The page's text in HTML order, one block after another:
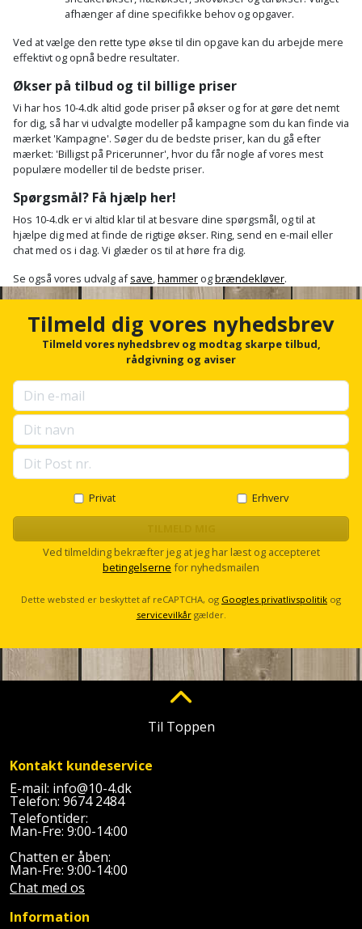
afhænger af dine specifikke behov og opgaver.
Ved at vælge den rette type økse til din opgave kan du arbejde mere
effektivt og opnå bedre resultater.
Økser på tilbud og til billige priser
Vi har hos 10-4.dk altid gode priser på økser og for at gøre det nemt
for dig, så har vi udvalgte modeller på kampagne som du kan finde via
mærket 'Kampagne'. Søger du de bedste priser, kan du gå efter
mærket: 'Billigst på Pricerunner', hvor du får nogle af vores mest
populære modeller til de bedste priser.
Spørgsmål? Få hjælp her!
Hos 10-4.dk er vi altid klar til at besvare dine spørgsmål, og til at
hjælpe dig med at finde de rigtige økser. Ring, send en e-mail eller
chat med os i dag. Vi glæder os til at høre fra dig.
Se også vores udvalg afsave,hammer ogbrændekløver.
Tilmeld dig vores nyhedsbrev
Tilmeld vores nyhedsbrev og modtag skarpe tilbud,
rådgivning og aviser
Privat Erhverv
Ved tilmelding bekræfter jeg at jeg har læst og accepteret
betingelserne for nyhedsmailen
Dette websted er beskyttet af reCAPTCHA, og Googles privatlivspolitik og
servicevilkårgælder.
Til Toppen
Kontakt kundeservice
E-mail: info@10-4.dk
Telefon: 9674 2484
Telefontider:
Man-Fre: 9:00-14:00
Chatten er åben:
Man-Fre: 9:00-14:00
Chat med os
Information